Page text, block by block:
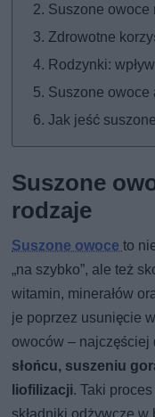
Suszone owoce
Zdrowotne
Rodzynki:
Suszone owoce
Jak jeść
Suszone
rodzaje
Suszone owoceto
„na szybko”, ale też
witamin, minerałów
je poprzez usunięcie
owoców – najczęściej
słońcu, suszeniu
liofilizacji. Taki